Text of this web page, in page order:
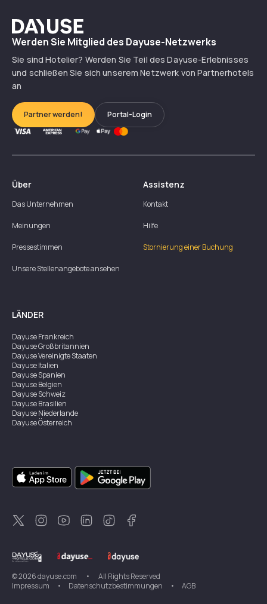
Dayuse
Werden Sie Mitglied des Dayuse-Netzwerks
Sie sind Hotelier? Werden Sie Teil des Dayuse-Erlebnisses
und schließen Sie sich unserem Netzwerk von Partnerhotels
an
Partner werden! Portal-Login
Über
Das Unternehmen
Meinungen
Pressestimmen
Unsere Stellenangebote ansehen
Assistenz
Kontakt
Hilfe
Stornierung einer Buchung
LÄNDER
DayuseFrankreich
DayuseGroßbritannien
DayuseVereinigte Staaten
DayuseItalien
DayuseSpanien
DayuseBelgien
DayuseSchweiz
DayuseBrasilien
DayuseNiederlande
DayuseÖsterreich
DayuseSingapur
DayuseZweden
DayuseThailand
DayuseNeuseeland
DayuseTürkei
©2026dayuse.com •
All Rights Reserved
Impressum
• Datenschutzbestimmungen • AGB